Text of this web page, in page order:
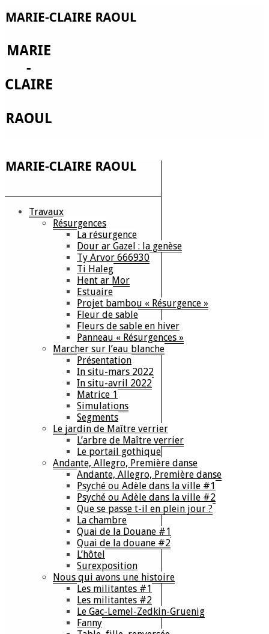
Travaux
Résurgences
La résurgence
Dour ar Gazel : la genèse
Ty Arvor 666930
Ti Haleg
Hent ar Mor
Estuaire
Projet bambou « Résurgence »
Fleur de sable
Fleurs de sable en hiver
Panneau « Résurgences »
Marcher sur l’eau blanche
Présentation
In situ-mars 2022
In situ-avril 2022
Matrice 1
Simulations
Segments
Le jardin de Maître verrier
L’arbre de Maître verrier
Le portail gothique
Andante, Allegro, Première danse
Andante, Allegro, Première danse
Psyché ou Adèle dans la ville #1
Psyché ou Adèle dans la ville #2
Que se passe t-il en plein jour ?
La chambre
Quai de la Douane #1
Quai de la douane #2
L’hôtel
Surexposition
Nous qui avons une histoire
Les militantes #1
Les militantes #2
Le Gac-Lemel-Zedkin-Gruenig
Fanny